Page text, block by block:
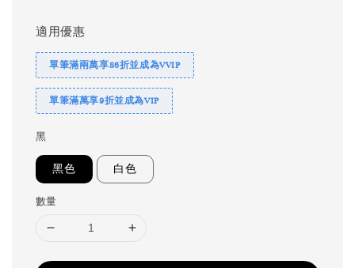
適用優惠
單筆滿兩萬享86折並成為VVIP
單筆滿萬享9折並成為VIP
黑
黑色 白色
數量